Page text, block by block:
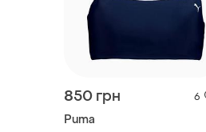
Топ-бандо puma women's
bandeau top
і ще